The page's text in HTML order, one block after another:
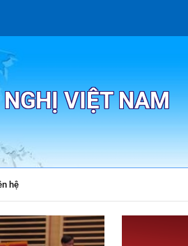
VIỆT NAM
hệ